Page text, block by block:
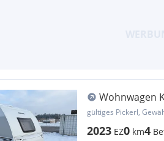
Wohnwagen
K...
gültiges Pickerl,
2023 EZ0 km4